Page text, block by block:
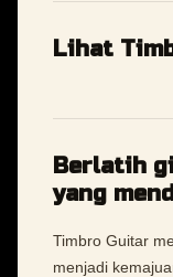
Lihat
Berlatih
yang
Timbro Guitar
menjadi